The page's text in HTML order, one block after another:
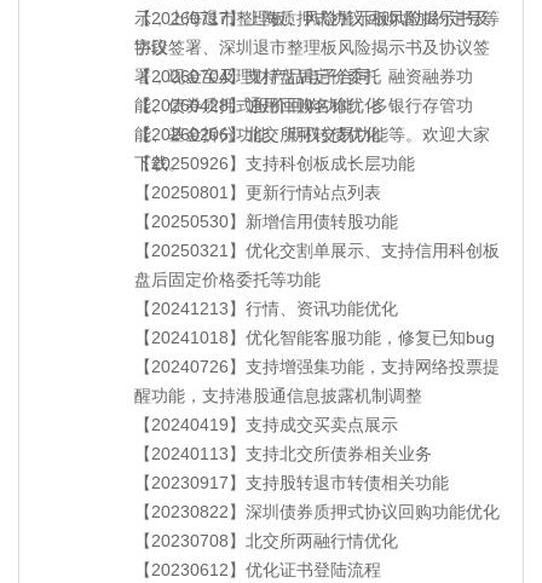
示，上海退市整理板、风险警示板风险揭示书及
协议签署、深圳退市整理板风险揭示书及协议签
署，现金宝及理财产品电子合同、融资融券功
能、债券质押式报价回购功能、多银行存管功
能、基金拆分功能、期权交易功能等。欢迎大家
下载。
【20260717】上海质押式协议回购增加约定号等
字段
【20260704】支持盘后定价委托
【20260428】通用回购名称优化
【20260206】北交所可转债优化
【20250926】支持科创板成长层功能
【20250801】更新行情站点列表
【20250530】新增信用债转股功能
【20250321】优化交割单展示、支持信用科创板
盘后固定价格委托等功能
【20241213】行情、资讯功能优化
【20241018】优化智能客服功能，修复已知bug
【20240726】支持增强集功能，支持网络投票提
醒功能，支持港股通信息披露机制调整
【20240419】支持成交买卖点展示
【20240113】支持北交所债券相关业务
【20230917】支持股转退市转债相关功能
【20230822】深圳债券质押式协议回购功能优化
【20230708】北交所两融行情优化
【20230612】优化证书登陆流程